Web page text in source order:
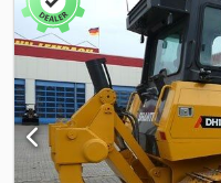
Oprema / Tehničke
startovanje - Frekvencija 29
Centrifugalna sila 138 kN /
1.500 mm Dcedpfx Asyzna
Radna brzina 6,9 km/h -
penjanja 60 % - Ugao
stepeni - Unutrašnji radijus
opterećenje valjka 20,6 kg/